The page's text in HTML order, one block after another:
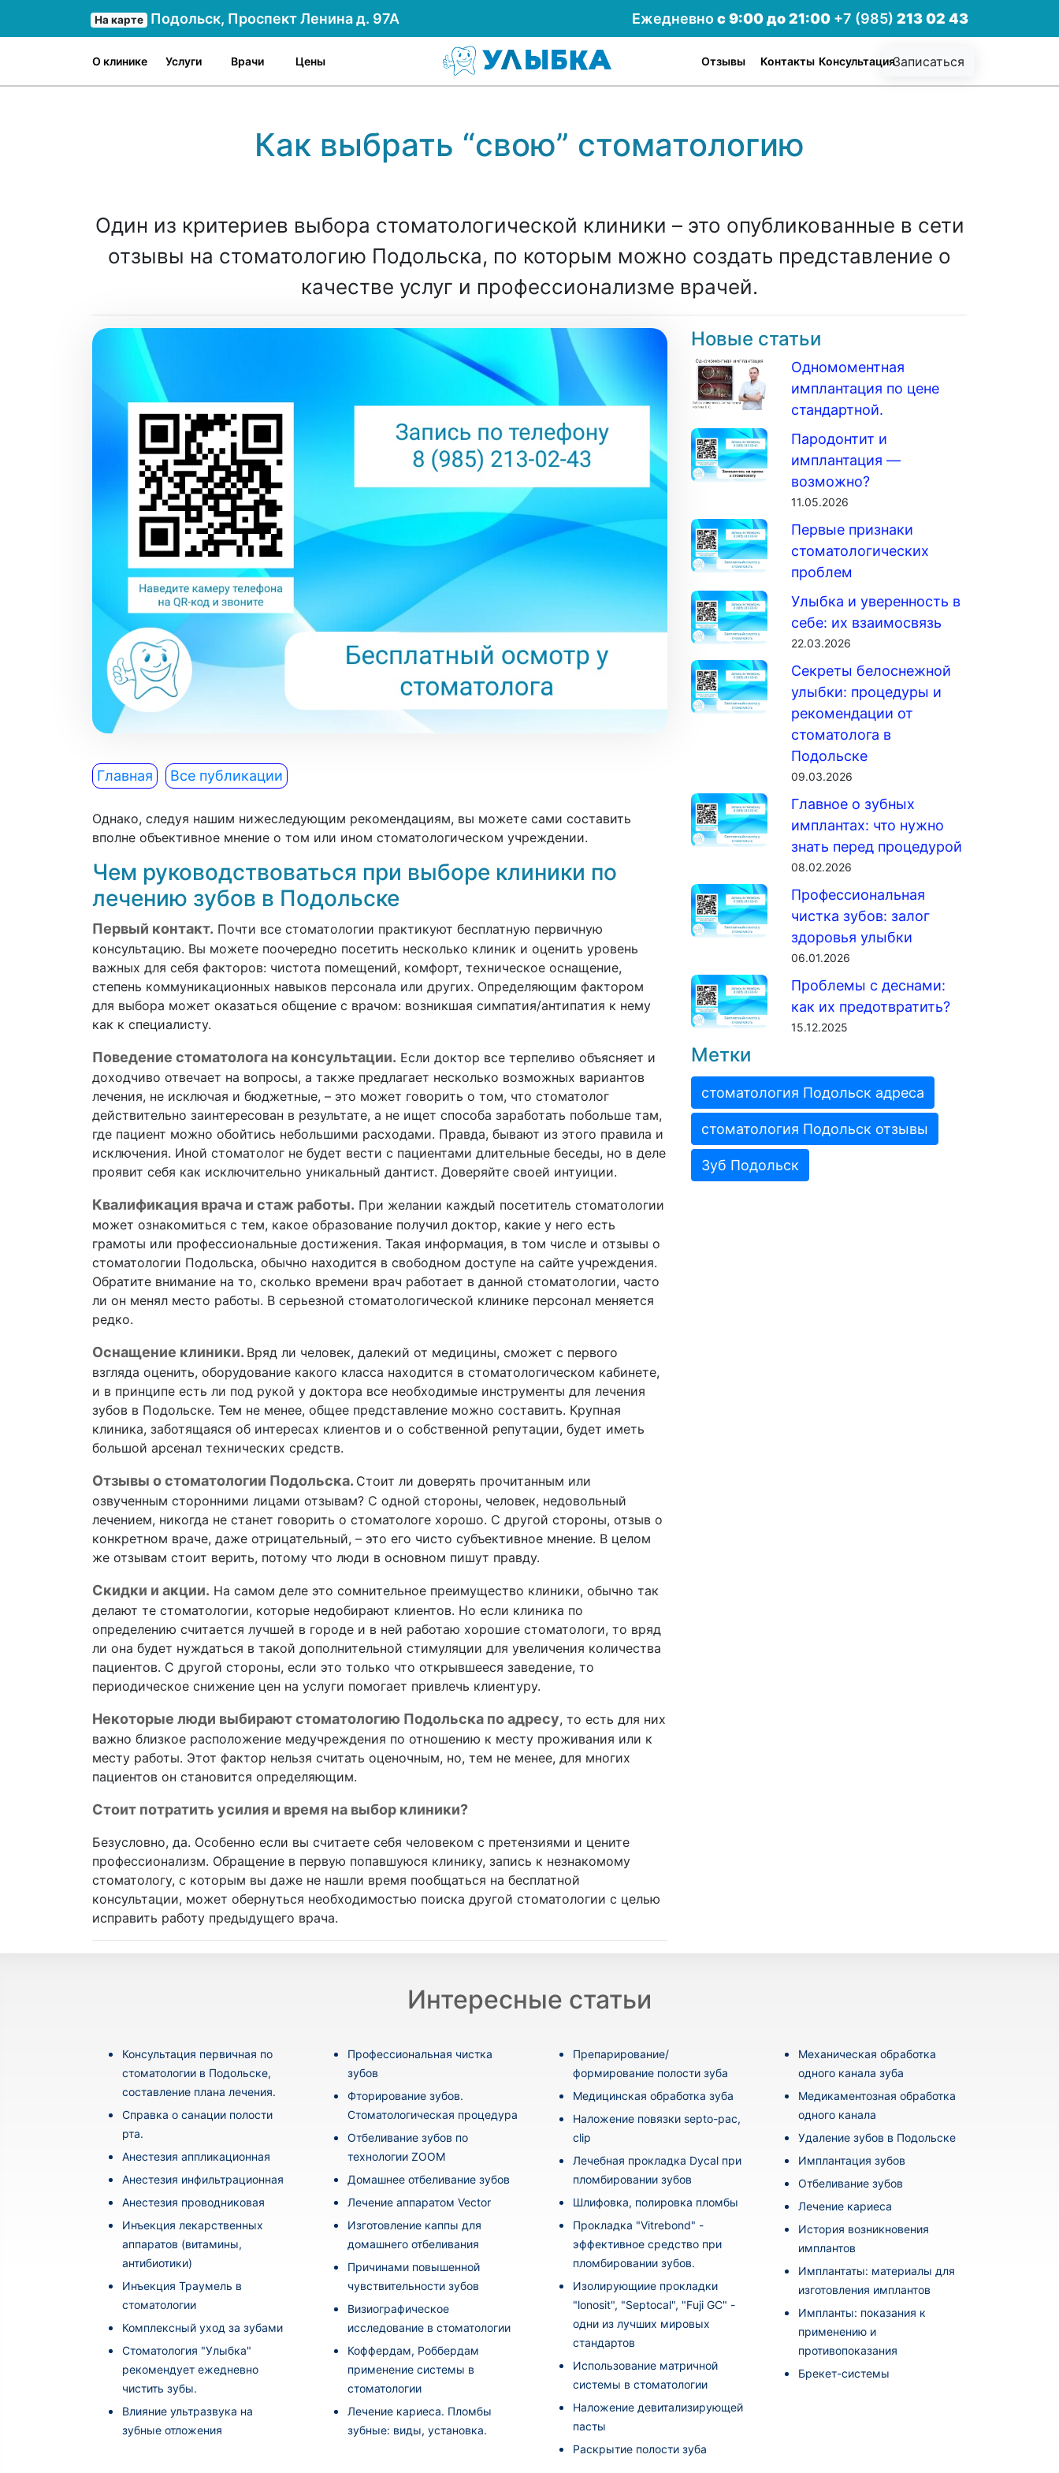
На карте Подольск, Проспект Ленина д. 97А Ежедневнос 9:00 до 21:00 +7 (985)213 02 43
О клинике Услуги Врачи Цены Записаться
Консультация
Контакты
Отзывы
Как выбрать “свою” стоматологию
Один из критериев выбора стоматологической клиники – это опубликованные в сети
отзывы на стоматологию Подольска, по которым можно создать представление о
качестве услуг и профессионализме врачей.
Главная Все публикации
Однако, следуя нашим нижеследующим рекомендациям, вы можете сами составить
вполне объективное мнение о том или ином стоматологическом учреждении.
Чем руководствоваться при выборе клиники по
лечению зубов в Подольске
Первый контакт. Почти все стоматологии практикуют бесплатную первичную
консультацию. Вы можете поочередно посетить несколько клиник и оценить уровень
важных для себя факторов: чистота помещений, комфорт, техническое оснащение,
степень коммуникационных навыков персонала или других. Определяющим фактором
для выбора может оказаться общение с врачом: возникшая симпатия/антипатия к нему
как к специалисту.
Поведение стоматолога на консультации. Если доктор все терпеливо объясняет и
доходчиво отвечает на вопросы, а также предлагает несколько возможных вариантов
лечения, не исключая и бюджетные, – это может говорить о том, что стоматолог
действительно заинтересован в результате, а не ищет способа заработать побольше там,
где пациент можно обойтись небольшими расходами. Правда, бывают из этого правила и
исключения. Иной стоматолог не будет вести с пациентами длительные беседы, но в деле
проявит себя как исключительно уникальный дантист. Доверяйте своей интуиции.
Квалификация врача и стаж работы. При желании каждый посетитель стоматологии
может ознакомиться с тем, какое образование получил доктор, какие у него есть
грамоты или профессиональные достижения. Такая информация, в том числе и отзывы о
стоматологии Подольска, обычно находится в свободном доступе на сайте учреждения.
Обратите внимание на то, сколько времени врач работает в данной стоматологии, часто
ли он менял место работы. В серьезной стоматологической клинике персонал меняется
редко.
Оснащение клиники. Вряд ли человек, далекий от медицины, сможет с первого
взгляда оценить, оборудование какого класса находится в стоматологическом кабинете,
и в принципе есть ли под рукой у доктора все необходимые инструменты для лечения
зубов в Подольске. Тем не менее, общее представление можно составить. Крупная
клиника, заботящаяся об интересах клиентов и о собственной репутации, будет иметь
большой арсенал технических средств.
Отзывы о стоматологии Подольска. Стоит ли доверять прочитанным или
озвученным сторонними лицами отзывам? С одной стороны, человек, недовольный
лечением, никогда не станет говорить о стоматологе хорошо. С другой стороны, отзыв о
конкретном враче, даже отрицательный, – это его чисто субъективное мнение. В целом
же отзывам стоит верить, потому что люди в основном пишут правду.
Скидки и акции. На самом деле это сомнительное преимущество клиники, обычно так
делают те стоматологии, которые недобирают клиентов. Но если клиника по
определению считается лучшей в городе и в ней работаю хорошие стоматологи, то вряд
ли она будет нуждаться в такой дополнительной стимуляции для увеличения количества
пациентов. С другой стороны, если это только что открывшееся заведение, то
периодическое снижение цен на услуги помогает привлечь клиентуру.
Некоторые люди выбирают стоматологию Подольска по адресу, то есть для них
важно близкое расположение медучреждения по отношению к месту проживания или к
месту работы. Этот фактор нельзя считать оценочным, но, тем не менее, для многих
пациентов он становится определяющим.
Стоит потратить усилия и время на выбор клиники?
Безусловно, да. Особенно если вы считаете себя человеком с претензиями и цените
профессионализм. Обращение в первую попавшуюся клинику, запись к незнакомому
стоматологу, с которым вы даже не нашли время пообщаться на бесплатной
консультации, может обернуться необходимостью поиска другой стоматологии с целью
исправить работу предыдущего врача.
Новые статьи
Одномоментная
имплантация по цене
стандартной.
Пародонтит и
имплантация —
возможно?
11.05.2026
Первые признаки
стоматологических
проблем
Улыбка и уверенность в
себе: их взаимосвязь
22.03.2026
Секреты белоснежной
улыбки: процедуры и
рекомендации от
стоматолога в
Подольске
09.03.2026
Главное о зубных
имплантах: что нужно
знать перед процедурой
08.02.2026
Профессиональная
чистка зубов: залог
здоровья улыбки
06.01.2026
Проблемы с деснами:
как их предотвратить?
15.12.2025
Метки
стоматология Подольск адреса
стоматология Подольск отзывы
Зуб Подольск
Интересные статьи
Консультация первичная по
стоматологии в Подольске,
составление плана лечения.
Cправка о санации полости
рта.
Анестезия аппликационная
Анестезия инфильтрационная
Анестезия проводниковая
Инъекция лекарственных
аппаратов (витамины,
антибиотики)
Инъекция Траумель в
стоматологии
Комплексный уход за зубами
Стоматология "Улыбка"
рекомендует ежедневно
чистить зубы.
Влияние ультразвука на
зубные отложения
Профессиональная чистка
зубов
Фторирование зубов.
Стоматологическая процедура
Отбеливание зубов по
технологии ZOOM
Домашнее отбеливание зубов
Лечение аппаратом Vector
Изготовление каппы для
домашнего отбеливания
Причинами повышенной
чувствительности зубов
Визиографическое
исследование в стоматологии
Коффердам, Роббердам
применение системы в
стоматологии
Лечение кариеса. Пломбы
зубные: виды, установка.
Препарирование/
формирование полости зуба
Медицинская обработка зуба
Наложение повязки septo-pac,
clip
Лечебная прокладка Dycal при
пломбировании зубов
Шлифовка, полировка пломбы
Прокладка "Vitrebond" -
эффективное средство при
пломбировании зубов.
Изолирующиие прокладки
"lonosit", "Septocal", "Fuji GC" -
одни из лучших мировых
стандартов
Использование матричной
системы в стоматологии
Наложение девитализирующей
пасты
Раскрытие полости зуба
Механическая обработка
одного канала зуба
Медикаментозная обработка
одного канала
Удаление зубов в Подольске
Имплантация зубов
Отбеливание зубов
Лечение кариеса
История возникновения
имплантов
Имплантаты: материалы для
изготовления имплантов
Импланты: показания к
применению и
противопоказания
Брекет-системы